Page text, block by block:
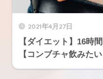
2021年4月27日
【ダイエット】16時
【コンブチャ飲みたい